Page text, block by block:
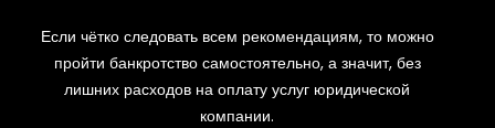
Если чётко следовать всем рекомендациям, то можно
пройти банкротство самостоятельно, а значит, без
лишних расходов на оплату услуг юридической
компании.